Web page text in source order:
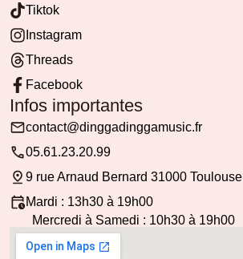
Tiktok
Instagram
Threads
Facebook
Infos importantes
contact@dinggadinggamusic.fr
05.61.23.20.99
9 rue Arnaud Bernard 31000 Toulouse
Mardi : 13h30 à 19h00
Mercredi à Samedi : 10h30 à 19h00